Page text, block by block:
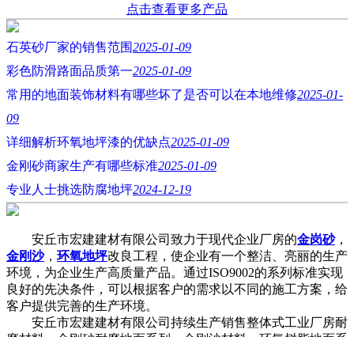
点击查看更多产品
石英砂厂家的销售范围2025-01-09
彩色防滑路面品质第一2025-01-09
常用的地面装饰材料有哪些坏了是否可以在本地维修2025-01-
09
详细解析环氧地坪漆的优缺点2025-01-09
金刚砂商家生产有哪些标准2025-01-09
专业人士挑选防腐地坪2024-12-19
安丘市宏建建材有限公司致力于现代企业厂房的金岗砂，
金刚沙， 环氧地坪改良工程，使企业有一个整洁、亮丽的生产
环境，为企业生产高质量产品。通过ISO9002的系列标准实现
良好的先决条件，可以根据客户的需求以不同的施工方案，给
客户提供完善的生产环境。
安丘市宏建建材有限公司持续生产销售整体式工业厂房耐